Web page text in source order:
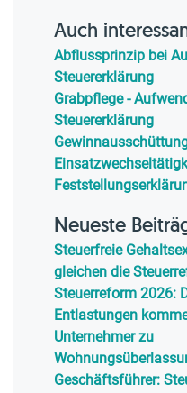
Auch
Abflussprinzip bei
Steuererklärung
Grabpflege -
Steuererklärung
Neueste
Steuerfreie
gleichen die
Steuerreform 2026:
Entlastungen
Unternehmer zu
Geschäftsführer: